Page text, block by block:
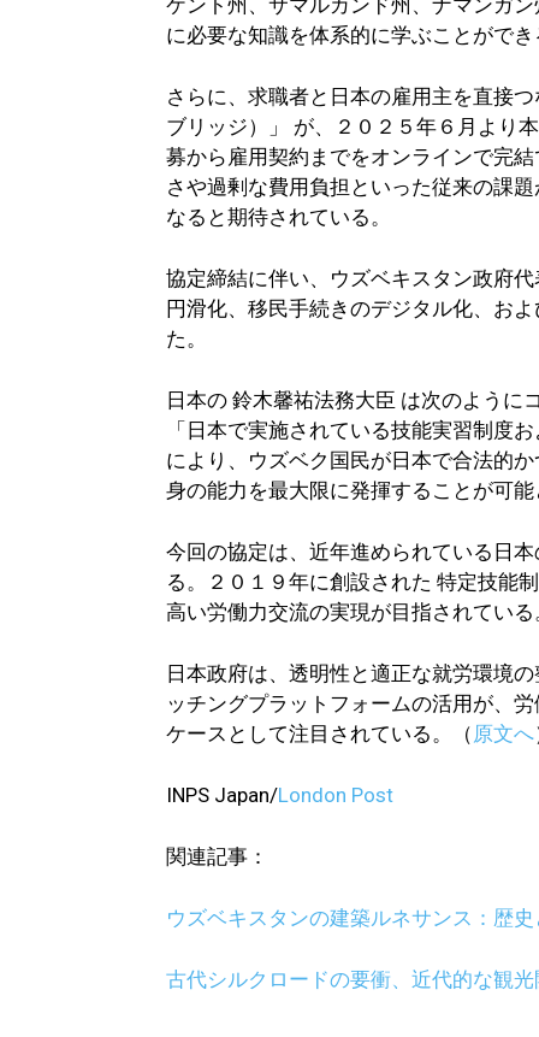
ケント州、サマルカンド州、ナマンガ
に必要な知識を体系的に学ぶことができ
さらに、求職者と日本の雇用主を直接
ブリッジ）」 が、２０２５年６月より
募から雇用契約までをオンラインで完
さや過剰な費用負担といった従来の課
なると期待されている。
協定締結に伴い、ウズベキスタン政府
円滑化、移民手続きのデジタル化、お
た。
日本の 鈴木馨祐法務大臣 は次のように
「日本で実施されている技能実習制度
により、ウズベク国民が日本で合法的
身の能力を最大限に発揮することが可
今回の協定は、近年進められている日
る。２０１９年に創設された 特定技能
高い労働力交流の実現が目指されている
日本政府は、透明性と適正な就労環境
ッチングプラットフォームの活用が、
ケースとして注目されている。（ 原文へ
INPS Japan/London Post
関連記事：
ウズベキスタンの建築ルネサンス：歴
古代シルクロードの要衝、近代的な観